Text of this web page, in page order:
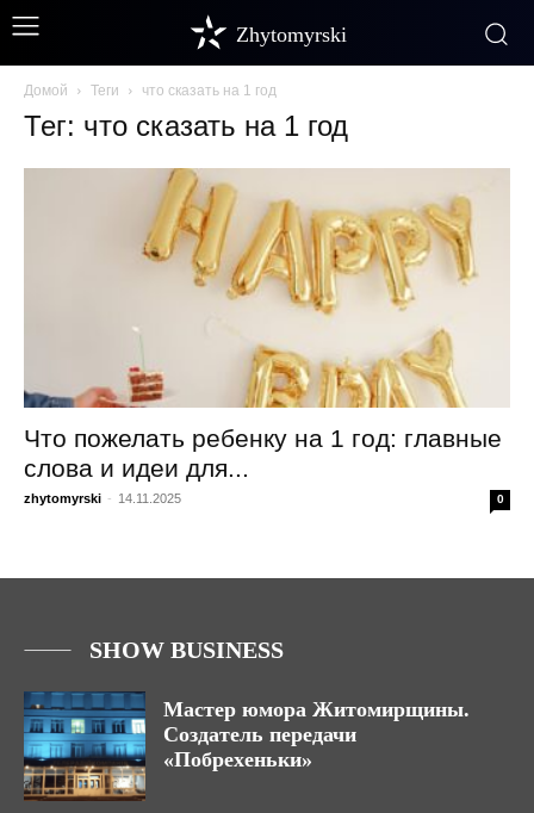
Zhytomyrski
Домой Теги что сказать на 1 год
Тег: что сказать на 1 год
Что пожелать ребенку на 1 год: главные
слова и идеи для...
zhytomyrski - 14.11.2025 0
SHOW BUSINESS
Мастер юмора Житомирщины.
Создатель передачи
«Побрехеньки»